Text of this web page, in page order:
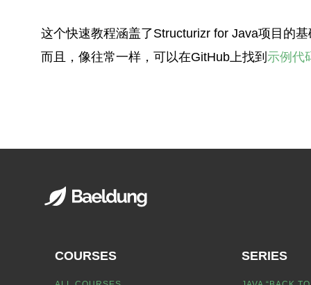
这个快速教程涵盖了Structurizr for Java项目的
而且，像往常一样，可以在GitHub上找到 示例代
COURSES SERIES